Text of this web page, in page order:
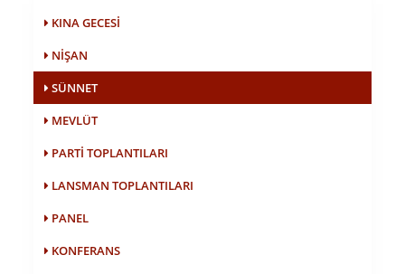
KINA GECESI
NIŞAN
SÜNNET
MEVLÜT
PARTI TOPLANTILARI
LANSMAN TOPLANTILARI
PANEL
KONFERANS